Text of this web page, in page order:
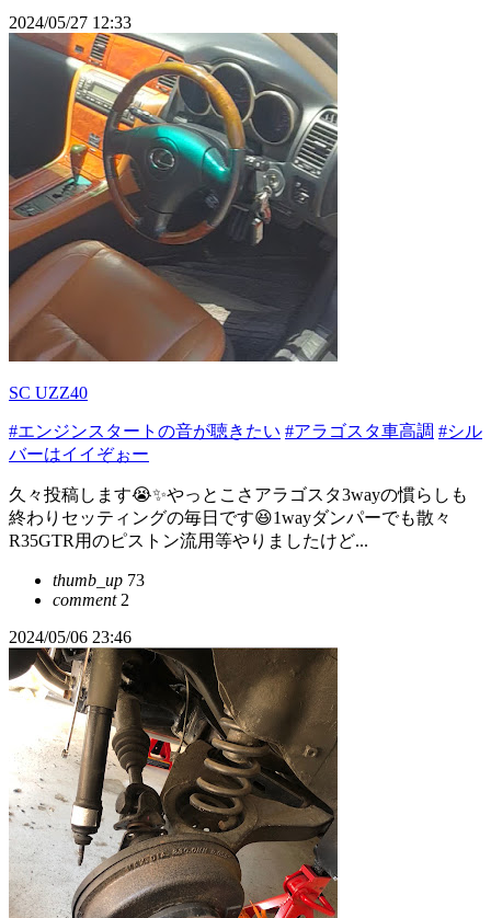
2024/05/27 12:33
SC UZZ40
#エンジンスタートの音が聴きたい #アラゴスタ車高調 #シル
バーはイイぞぉー
久々投稿します😭✨やっとこさアラゴスタ3wayの慣らしも
終わりセッティングの毎日です😆1wayダンパーでも散々
R35GTR用のピストン流用等やりましたけど...
thumb_up 73
comment2
2024/05/06 23:46